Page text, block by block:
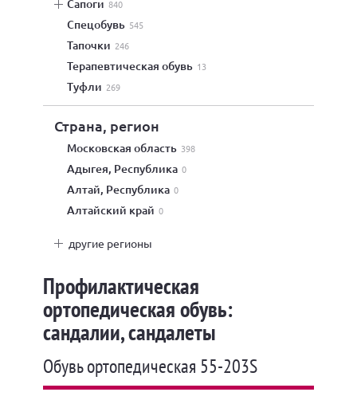
сапоги 840
спецобувь 545
тапочки 246
терапевтическая обувь 13
туфли 269
Страна, регион
Московская область 398
Адыгея, Республика 0
Алтай, Республика 0
Алтайский край 0
другие регионы
Профилактическая
ортопедическая обувь:
сандалии, сандалеты
Обувь ортопедическая 55-203S